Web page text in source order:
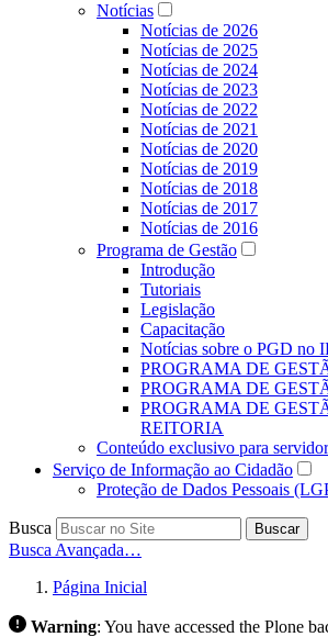
Notícias
Notícias de 2026
Notícias de 2025
Notícias de 2024
Notícias de 2023
Notícias de 2022
Notícias de 2021
Notícias de 2020
Notícias de 2019
Notícias de 2018
Notícias de 2017
Notícias de 2016
Programa de Gestão
Introdução
Tutoriais
Legislação
Capacitação
Notícias sobre o PGD no
PROGRAMA DE
PROGRAMA DE
PROGRAMA DE
REITORIA
Conteúdo exclusivo para
Serviço de Informação ao Cidadão
Proteção de Dados Pessoais
Busca Buscar
Busca Avançada…
Página Inicial
Warning: You have accessed the Plone